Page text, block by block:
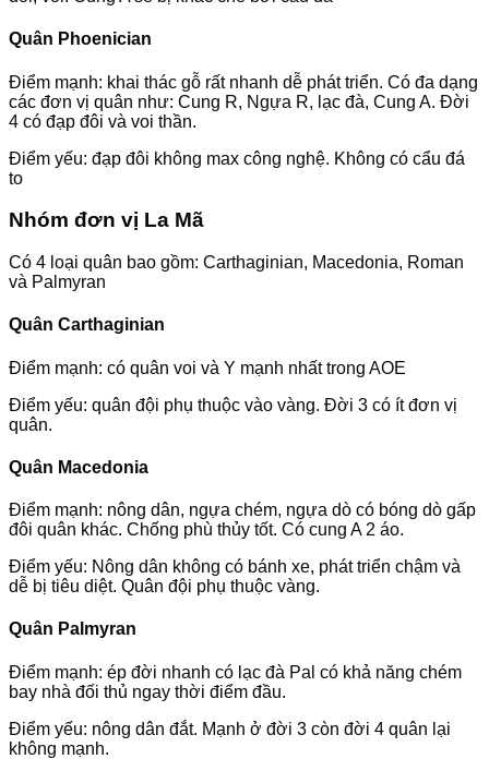
Quân Phoenician
Điểm mạnh: khai thác gỗ rất nhanh dễ phát triển. Có đa dạng
các đơn vị quân như: Cung R, Ngựa R, lạc đà, Cung A. Đời
4 có đạp đôi và voi thần.
Điểm yếu: đạp đôi không max công nghệ. Không có cẩu đá
to
Nhóm đơn vị La Mã
Có 4 loại quân bao gồm: Carthaginian, Macedonia, Roman
và Palmyran
Quân Carthaginian
Điểm mạnh: có quân voi và Y mạnh nhất trong AOE
Điểm yếu: quân đội phụ thuộc vào vàng. Đời 3 có ít đơn vị
quân.
Quân Macedonia
Điểm mạnh: nông dân, ngựa chém, ngựa dò có bóng dò gấp
đôi quân khác. Chống phù thủy tốt. Có cung A 2 áo.
Điểm yếu: Nông dân không có bánh xe, phát triển chậm và
dễ bị tiêu diệt. Quân đội phụ thuộc vàng.
Quân Palmyran
Điểm mạnh: ép đời nhanh có lạc đà Pal có khả năng chém
bay nhà đối thủ ngay thời điểm đầu.
Điểm yếu: nông dân đắt. Mạnh ở đời 3 còn đời 4 quân lại
không mạnh.